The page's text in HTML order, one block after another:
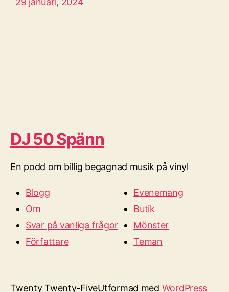
DJ 50 Spänn
En podd om billig begagnad musik på vinyl
Blogg
Om
Svar på vanliga frågor
Författare
Evenemang
Butik
Mönster
Teman
Twenty Twenty-FiveUtformad med WordPress